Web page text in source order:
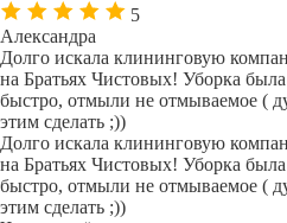
5
Александра
Долго искала клининговую
на Братьях Чистовых! Уборка
быстро, отмыли не отмываемое (
этим сделать ;))
Долго искала клининговую
на Братьях Чистовых! Уборка
быстро, отмыли не отмываемое (
этим сделать ;))